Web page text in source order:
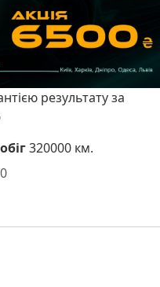
результату за
320000 км.